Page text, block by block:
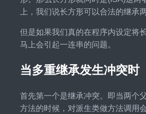
上，我们说长方形可以合法的继承两
但是如果我们真的在程序内设定将
马上会引起一连串的问题。
当多重继承发生冲突时
首先第一个是继承冲突。即当两个
方法的时候，对派生类做方法调用